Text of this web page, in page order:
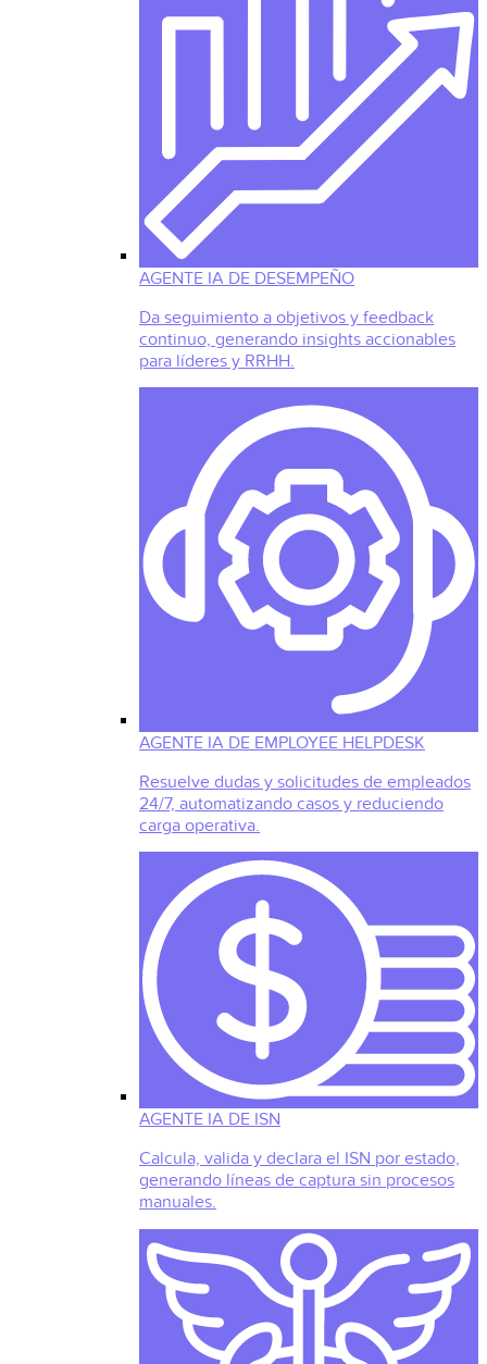
AGENTE IA DE DESEMPEÑO
Da seguimiento a objetivos y feedback
continuo, generando insights accionables
para líderes y RRHH.
AGENTE IA DE EMPLOYEE HELPDESK
Resuelve dudas y solicitudes de empleados
24/7, automatizando casos y reduciendo
carga operativa.
AGENTE IA DE ISN
Calcula, valida y declara el ISN por estado,
generando líneas de captura sin procesos
manuales.